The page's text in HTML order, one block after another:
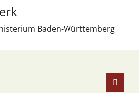
Baden-Württemberg